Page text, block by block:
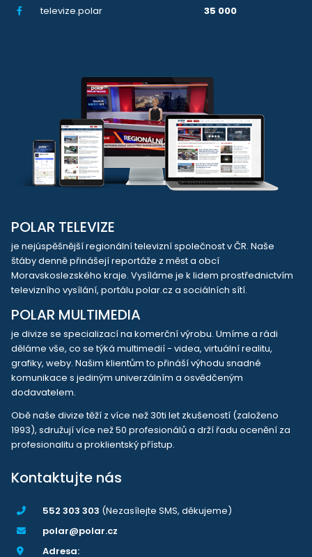
televize.polar
35 000
POLAR TELEVIZE
je nejúspěšnější regionální televizní společnost v ČR. Naše
štáby denně přinášejí reportáže z měst a obcí
Moravskoslezského kraje. Vysíláme je k lidem prostřednictvím
televizního vysílání, portálu polar.cz a sociálních sítí.
POLAR MULTIMEDIA
je divize se specializací na komerční výrobu. Umíme a rádi
děláme vše, co se týká multimedií - videa, virtuální realitu,
grafiky, weby. Našim klientům to přináší výhodu snadné
komunikace s jediným univerzálním a osvědčeným
dodavatelem.
Obě naše divize těží z více než 30ti let zkušeností (založeno
1993), sdružují více než 50 profesionálů a drží řadu ocenění za
profesionalitu a proklientský přístup.
Kontaktujte nás
552 303 303 (Nezasílejte SMS, děkujeme)
polar@polar.cz
Adresa: